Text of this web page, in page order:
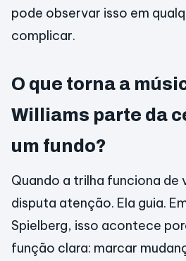
pode observar isso em
complicar.
O que torna a
Williams parte da
um fundo?
Quando a trilha funciona de
disputa atenção. Ela guia.
Spielberg, isso acontece
função clara: marcar